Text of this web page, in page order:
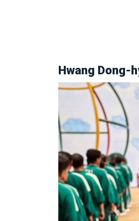
Hwang Dong-